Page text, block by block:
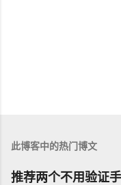
此博客中的热门博文
推荐两个不用验证